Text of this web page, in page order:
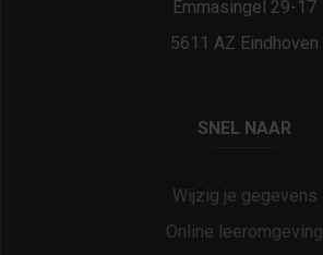
Emmasingel 29-17
5611 AZ Eindhoven
SNEL NAAR
Wijzig je gegevens
Online leeromgeving